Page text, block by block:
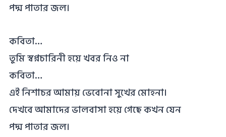
পদ্ম পাতার জল।
কবিতা…
তুমি স্বপ্নচারিনী হয়ে খবর নিও না
কবিতা…
এই নিশাচর আমায় ভেবোনা সুখের মোহনা।
দেখবে আমাদের ভালবাসা হয়ে গেছে কখন যেন
পদ্ম পাতার জল।